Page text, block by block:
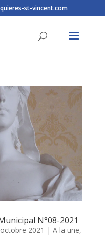
st-vincent.com
N°08-2021
2021 | A la une,